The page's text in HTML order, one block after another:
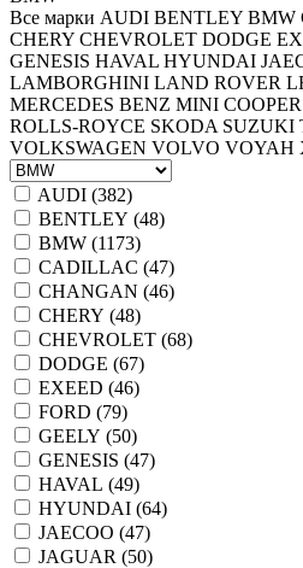
Все марки AUDI BENTLEY BMW
CHERY CHEVROLET DODGE
GENESIS HAVAL HYUNDAI
LAMBORGHINI LAND ROVER
MERCEDES BENZ MINI COOPER
ROLLS-ROYCE SKODA SUZUKI
VOLKSWAGEN VOLVO VOYAH
AUDI (382)
BENTLEY (48)
BMW (1173)
CADILLAC (47)
CHANGAN (46)
CHERY (48)
CHEVROLET (68)
DODGE (67)
EXEED (46)
FORD (79)
GEELY (50)
GENESIS (47)
HAVAL (49)
HYUNDAI (64)
JAECOO (47)
JAGUAR (50)